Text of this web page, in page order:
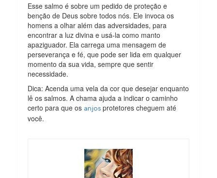
Esse salmo é sobre um pedido de proteção e
benção de Deus sobre todos nós. Ele invoca os
homens a olhar além das adversidades, para
encontrar a luz divina e usá-la como manto
apaziguador. Ela carrega uma mensagem de
perseverança e fé, que pode ser lida em qualquer
momento da sua vida, sempre que sentir
necessidade.
Dica: Acenda uma vela da cor que desejar enquanto
lê os salmos. A chama ajuda a indicar o caminho
certo para que os anjosprotetores cheguem até
você.